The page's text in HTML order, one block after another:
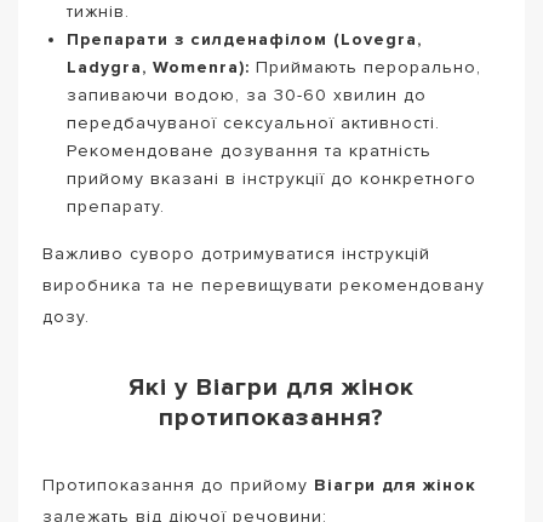
тижнів.
Препарати з силденафілом (Lovegra,
Ladygra, Womenra): Приймають перорально,
запиваючи водою, за 30-60 хвилин до
передбачуваної сексуальної активності.
Рекомендоване дозування та кратність
прийому вказані в інструкції до конкретного
препарату.
Важливо суворо дотримуватися інструкцій
виробника та не перевищувати рекомендовану
дозу.
Які у Віагри для жінок
протипоказання?
Протипоказання до прийому Віагри для жінок
залежать від діючої речовини: